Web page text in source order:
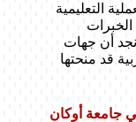
التعليمية
نجد أن جهات
قد منحتها
جامعة أوكان